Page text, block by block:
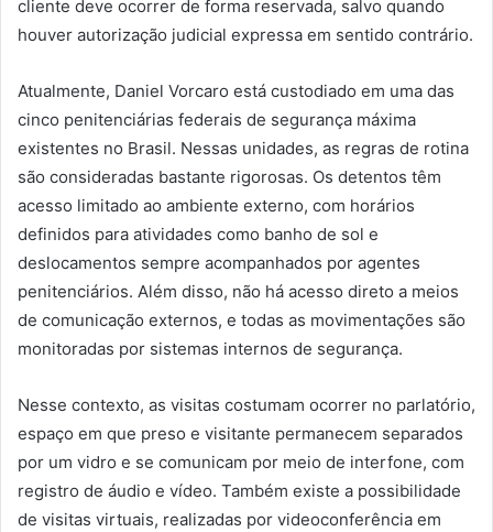
cliente deve ocorrer de forma reservada, salvo quando
houver autorização judicial expressa em sentido contrário.
Atualmente, Daniel Vorcaro está custodiado em uma das
cinco penitenciárias federais de segurança máxima
existentes no Brasil. Nessas unidades, as regras de rotina
são consideradas bastante rigorosas. Os detentos têm
acesso limitado ao ambiente externo, com horários
definidos para atividades como banho de sol e
deslocamentos sempre acompanhados por agentes
penitenciários. Além disso, não há acesso direto a meios
de comunicação externos, e todas as movimentações são
monitoradas por sistemas internos de segurança.
Nesse contexto, as visitas costumam ocorrer no parlatório,
espaço em que preso e visitante permanecem separados
por um vidro e se comunicam por meio de interfone, com
registro de áudio e vídeo. Também existe a possibilidade
de visitas virtuais, realizadas por videoconferência em